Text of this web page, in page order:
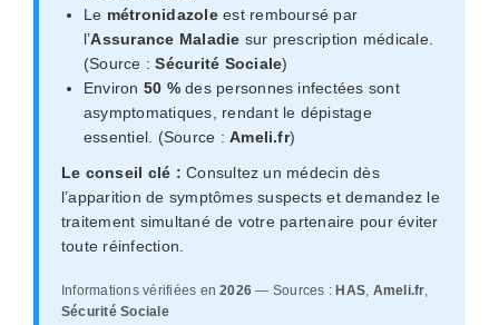
Le métronidazoleest remboursé par
l’Assurance Maladie sur prescription médicale.
(Source :Sécurité Sociale)
Environ 50 %des personnes infectées sont
asymptomatiques, rendant le dépistage
essentiel. (Source :Ameli.fr)
Le conseil clé : Consultez un médecin dès
l’apparition de symptômes suspects et demandez le
traitement simultané de votre partenaire pour éviter
toute réinfection.
Informations vérifiées en2026 — Sources : HAS, Ameli.fr,
Sécurité Sociale